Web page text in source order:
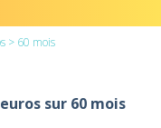
> 60 mois
sur 60 mois